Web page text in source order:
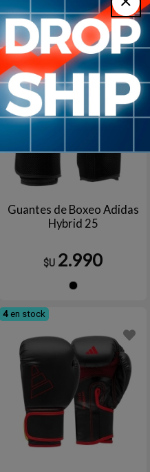
Azul
Agotado | sin fecha de arribo
Aún no está disponible
Guantes de Boxeo Adidas
Hybrid 25
$U 2.990
4 en stock